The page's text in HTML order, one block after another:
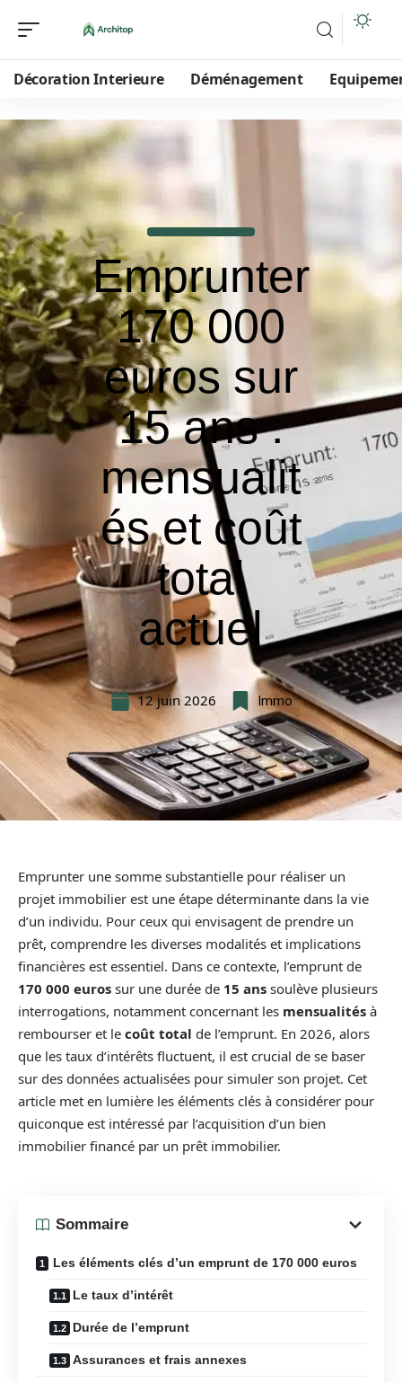
Décoration Interieure Déménagement
Emprunter
170 000
euros sur
15 ans :
mensualit
és et coût
total
actuel
12 juin 2026 Immo
Emprunter une somme substantielle pour réaliser un
projet immobilier est une étape déterminante dans la vie
d’un individu. Pour ceux qui envisagent de prendre un
prêt, comprendre les diverses modalités et implications
financières est essentiel. Dans ce contexte, l’emprunt de
170 000 euros sur une durée de 15 ans soulève plusieurs
interrogations, notamment concernant les mensualités à
rembourser et le coût total de l’emprunt. En 2026, alors
que les taux d’intérêts fluctuent, il est crucial de se baser
sur des données actualisées pour simuler son projet. Cet
article met en lumière les éléments clés à considérer pour
quiconque est intéressé par l’acquisition d’un bien
immobilier financé par un prêt immobilier.
Sommaire
Les éléments clés d’un emprunt de 170 000 euros
Le taux d’intérêt
Durée de l’emprunt
Assurances et frais annexes